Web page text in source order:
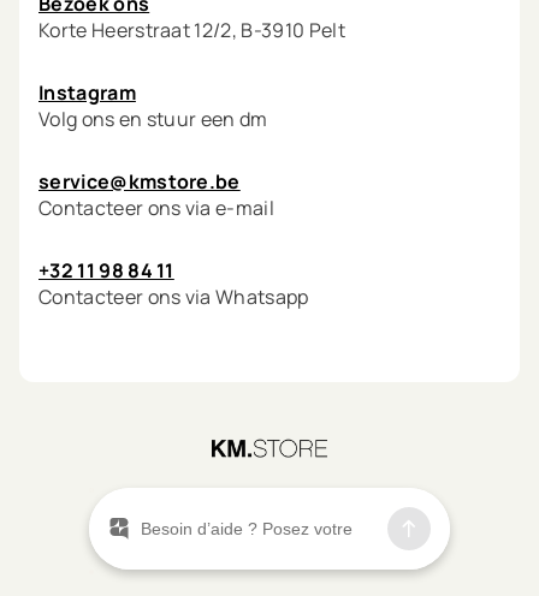
Korte Heerstraat 12/2, B-3910 Pelt
Instagram
Volg ons en stuur een dm
service@kmstore.be
Contacteer ons via e-mail
+32 11 98 84 11
Contacteer ons via Whatsapp